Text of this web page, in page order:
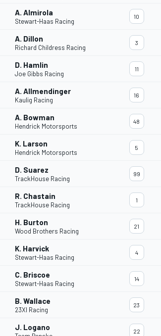
A. Almirola
Stewart-Haas Racing
10
A. Dillon
Richard Childress Racing
3
D. Hamlin
Joe Gibbs Racing
11
A. Allmendinger
Kaulig Racing
16
A. Bowman
Hendrick Motorsports
48
K. Larson
Hendrick Motorsports
5
D. Suarez
TrackHouse Racing
99
R. Chastain
TrackHouse Racing
1
H. Burton
Wood Brothers Racing
21
K. Harvick
Stewart-Haas Racing
4
C. Briscoe
Stewart-Haas Racing
14
B. Wallace
23XI Racing
23
J. Logano 22